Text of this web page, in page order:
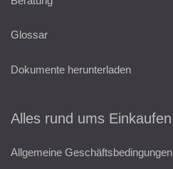
Glossar
Dokumente herunterladen
Alles rund ums Einkaufen
Allgemeine Geschäftsbedingungen